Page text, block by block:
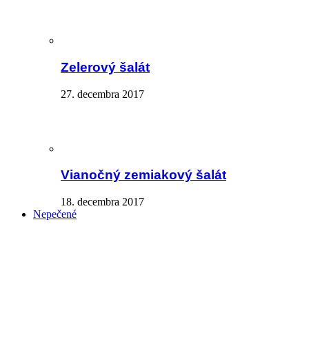
Zelerový šalát
27. decembra 2017
Vianočný zemiakový šalát
18. decembra 2017
Nepečené